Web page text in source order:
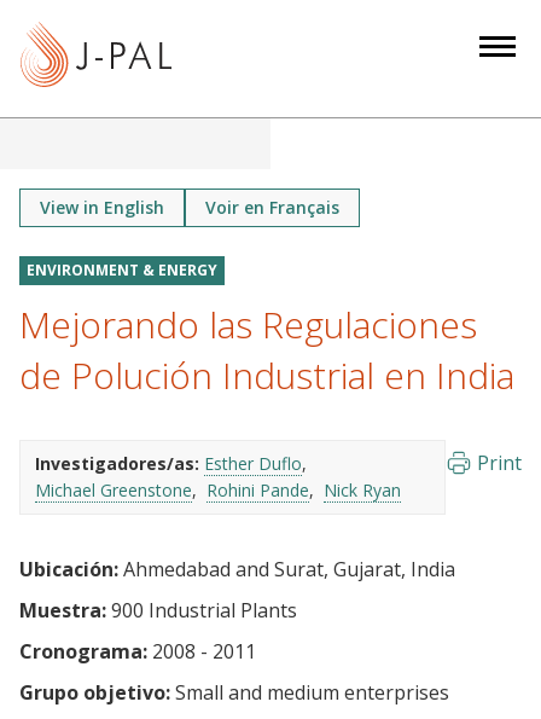
View in English Voir en Français
ENVIRONMENT & ENERGY
Mejorando las Regulaciones
de Polución Industrial en India
Investigadores/as: Esther Duflo
Michael Greenstone
Rohini Pande Nick Ryan
Print
Ubicación:Ahmedabad and Surat, Gujarat, India
Muestra:900 Industrial Plants
Cronograma: 2008 - 2011
Grupo objetivo:Small and medium enterprises